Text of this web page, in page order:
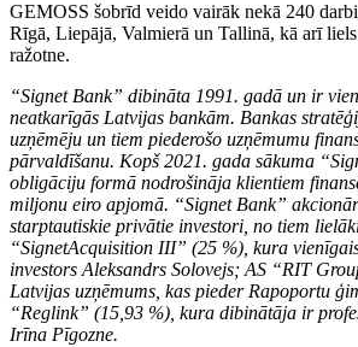
GEMOSS šobrīd veido vairāk nekā 240
Rīgā, Liepājā, Valmierā un Tallinā, kā arī
ražotne.
“Signet Bank” dibināta 1991. gadā un ir
neatkarīgās Latvijas bankām. Bankas
uzņēmēju un tiem piederošo uzņēmumu
pārvaldīšanu. Kopš 2021. gada sākuma
obligāciju formā nodrošināja klientiem
miljonu eiro apjomā. “Signet Bank”
starptautiskie privātie investori, no tiem
“SignetAcquisition III” (25 %), kura
investors Aleksandrs Solovejs; AS “RIT
Latvijas uzņēmums, kas pieder Rapoportu
“Reglink” (15,93 %), kura dibinātāja ir
Irīna Pīgozne.